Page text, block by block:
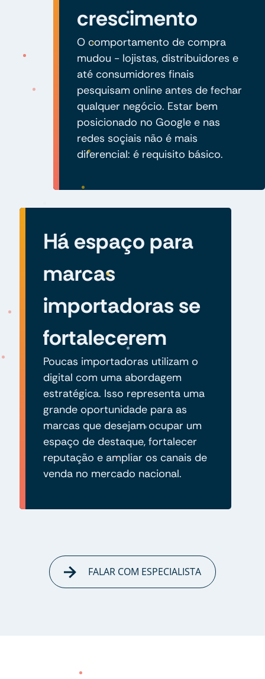
crescimento
O comportamento de compra
mudou - lojistas, distribuidores e
até consumidores finais
pesquisam online antes de fechar
qualquer negócio. Estar bem
posicionado no Google e nas
redes sociais não é mais
diferencial: é requisito básico.
Há espaço para
marcas
importadoras se
fortalecerem
Poucas importadoras utilizam o
digital com uma abordagem
estratégica. Isso representa uma
grande oportunidade para as
marcas que desejam ocupar um
espaço de destaque, fortalecer
reputação e ampliar os canais de
venda no mercado nacional.
FALAR COM ESPECIALISTA